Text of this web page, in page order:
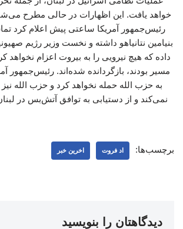
خواهد یافت. این اظهارات در حالی مطرح
رئیس‌جمهور آمریکا ساعتی پیش اعلام کرد
بنیامین نتانیاهو داشته و نخست ‌وزیر رژیم
داده که هیچ نیرویی را به بیروت اعزام نخواهد
مسیر بودند، بازگردانده شده‌اند. رئیس‌جمهور
به حزب ‌الله حمله نخواهد کرد و حزب‌ الله
نمی‌کند و از دستیابی به توافق آتش‌بس در لبنان خبر
برچسب‌ها: اد فروت اخرین خبر
دیدگاهتان را بنویسید